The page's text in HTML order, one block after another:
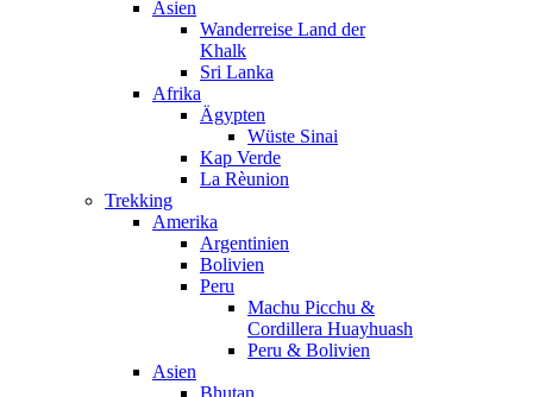
Asien
Wanderreise Land der
Khalk
Sri Lanka
Afrika
Ägypten
Wüste Sinai
Kap Verde
La Rèunion
Trekking
Amerika
Argentinien
Bolivien
Peru
Machu Picchu &
Cordillera Huayhuash
Peru & Bolivien
Asien
Bhutan